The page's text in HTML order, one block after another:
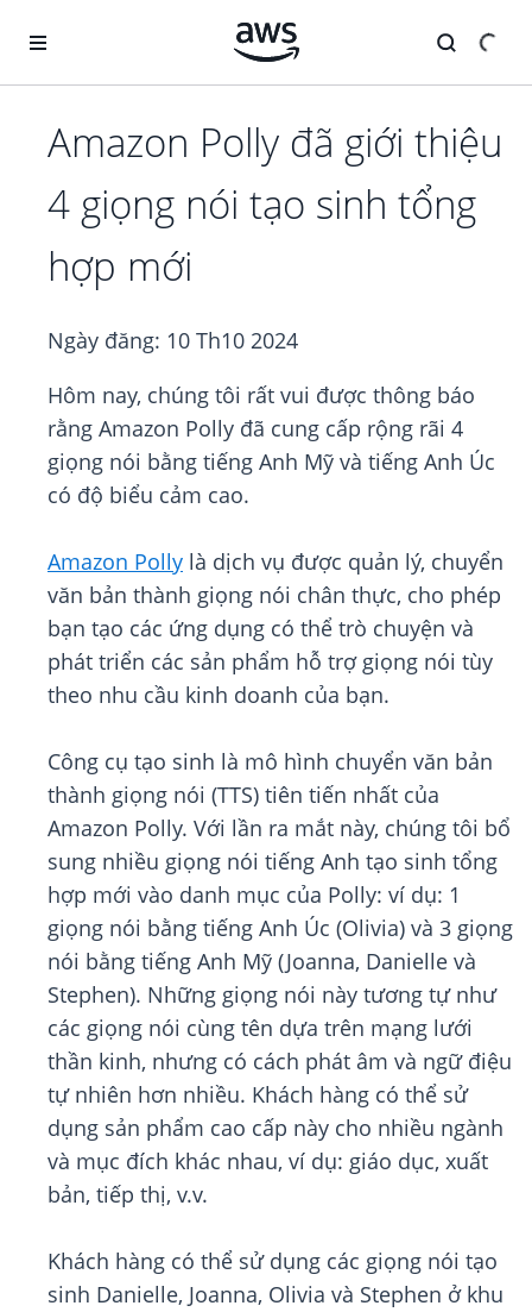
Amazon Polly đã giới thiệu
4 giọng nói tạo sinh tổng
hợp mới
Ngày đăng: 10 Th10 2024
Hôm nay, chúng tôi rất vui được thông báo
rằng Amazon Polly đã cung cấp rộng rãi 4
giọng nói bằng tiếng Anh Mỹ và tiếng Anh Úc
có độ biểu cảm cao.
Amazon Polly là dịch vụ được quản lý, chuyển
văn bản thành giọng nói chân thực, cho phép
bạn tạo các ứng dụng có thể trò chuyện và
phát triển các sản phẩm hỗ trợ giọng nói tùy
theo nhu cầu kinh doanh của bạn.
Công cụ tạo sinh là mô hình chuyển văn bản
thành giọng nói (TTS) tiên tiến nhất của
Amazon Polly. Với lần ra mắt này, chúng tôi bổ
sung nhiều giọng nói tiếng Anh tạo sinh tổng
hợp mới vào danh mục của Polly: ví dụ: 1
giọng nói bằng tiếng Anh Úc (Olivia) và 3 giọng
nói bằng tiếng Anh Mỹ (Joanna, Danielle và
Stephen). Những giọng nói này tương tự như
các giọng nói cùng tên dựa trên mạng lưới
thần kinh, nhưng có cách phát âm và ngữ điệu
tự nhiên hơn nhiều. Khách hàng có thể sử
dụng sản phẩm cao cấp này cho nhiều ngành
và mục đích khác nhau, ví dụ: giáo dục, xuất
bản, tiếp thị, v.v.
Khách hàng có thể sử dụng các giọng nói tạo
sinh Danielle, Joanna, Olivia và Stephen ở khu